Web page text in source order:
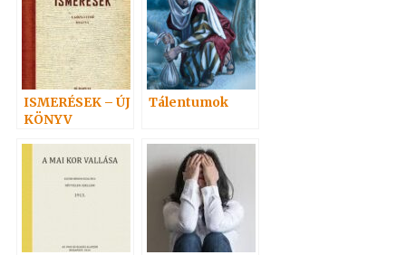
ISMERÉSEK – ÚJ
KÖNYV
Tálentumok